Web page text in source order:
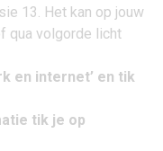
13. Het kan op jouw
qua volgorde licht
en internet’ en tik
tik je op